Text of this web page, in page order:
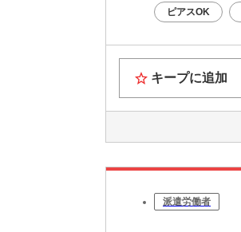
ピアスOK
キープに追加
派遣労働者